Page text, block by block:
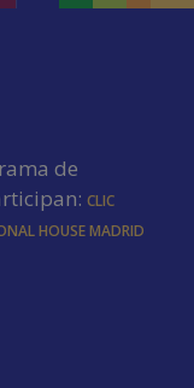
de
CLIC
House Madrid